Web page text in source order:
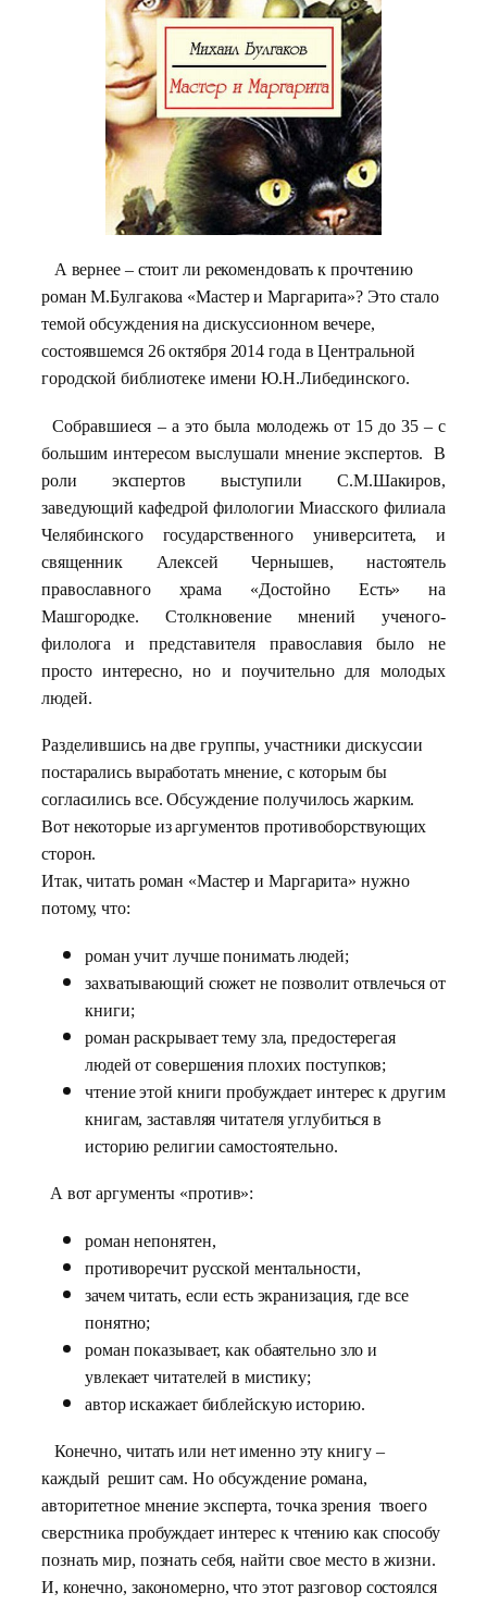
А вернее – стоит ли рекомендовать к прочтению
роман М.Булгакова «Мастер и Маргарита»? Это стало
темой обсуждения на дискуссионном вечере,
состоявшемся 26 октября 2014 года в Центральной
городской библиотеке имени Ю.Н.Либединского.
Собравшиеся – а это была молодежь от 15 до 35 – с
большим интересом выслушали мнение экспертов. В
роли экспертов выступили С.М.Шакиров,
заведующий кафедрой филологии Миасского филиала
Челябинского государственного университета, и
священник Алексей Чернышев, настоятель
православного храма «Достойно Есть» на
Машгородке. Столкновение мнений ученого-
филолога и представителя православия было не
просто интересно, но и поучительно для молодых
людей.
Разделившись на две группы, участники дискуссии
постарались выработать мнение, с которым бы
согласились все. Обсуждение получилось жарким.
Вот некоторые из аргументов противоборствующих
сторон.
Итак, читать роман «Мастер и Маргарита» нужно
потому, что:
роман учит лучше понимать людей;
захватывающий сюжет не позволит отвлечься от
книги;
роман раскрывает тему зла, предостерегая
людей от совершения плохих поступков;
чтение этой книги пробуждает интерес к другим
книгам, заставляя читателя углубиться в
историю религии самостоятельно.
А вот аргументы «против»:
роман непонятен,
противоречит русской ментальности,
зачем читать, если есть экранизация, где все
понятно;
роман показывает, как обаятельно зло и
увлекает читателей в мистику;
автор искажает библейскую историю.
Конечно, читать или нет именно эту книгу –
каждый решит сам. Но обсуждение романа,
авторитетное мнение эксперта, точка зрения твоего
сверстника пробуждает интерес к чтению как способу
познать мир, познать себя, найти свое место в жизни.
И, конечно, закономерно, что этот разговор состоялся